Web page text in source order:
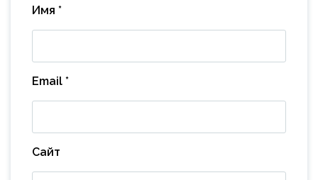
Имя *
Email *
Сайт